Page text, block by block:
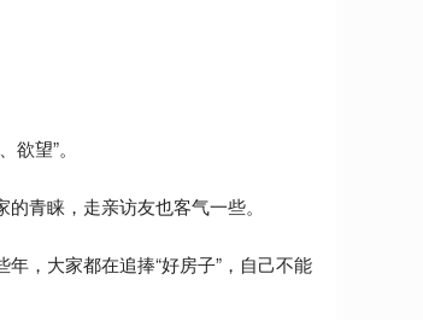
望”。
青睐，走亲访友也客气一些。
，大家都在追捧“好房子”，自己不能